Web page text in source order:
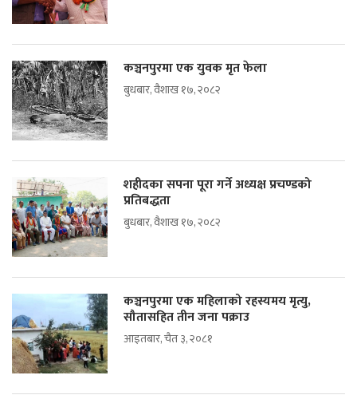
कञ्चनपुरमा एक युवक मृत फेला
बुधबार, वैशाख १७, २०८२
शहीदका सपना पूरा गर्ने अध्यक्ष प्रचण्डको
प्रतिबद्धता
बुधबार, वैशाख १७, २०८२
कञ्चनपुरमा एक महिलाको रहस्यमय मृत्यु,
सौतासहित तीन जना पक्राउ
आइतबार, चैत ३, २०८१